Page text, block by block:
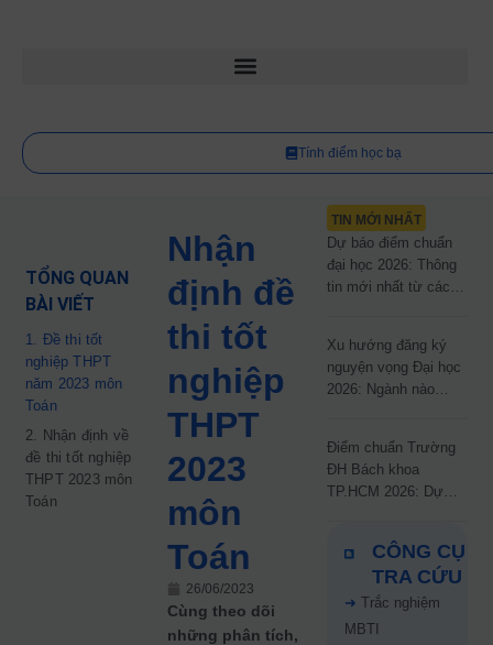
Tính điểm học bạ
TỔNG QUAN
BÀI VIẾT
1. Đề thi tốt
nghiệp THPT
năm 2023 môn
Toán
2. Nhận định về
đề thi tốt nghiệp
THPT 2023 môn
Toán
Nhận
định đề
thi tốt
nghiệp
THPT
2023
môn
Toán
26/06/2023
Cùng theo dõi
những phân tích,
TIN MỚI NHẤT
Dự báo điểm chuẩn
đại học 2026: Thông
tin mới nhất từ các
Xu hướng đăng ký
nguyện vọng Đại học
2026: Ngành nào
Điểm chuẩn Trường
ĐH Bách khoa
TP.HCM 2026: Dự
67%
CÔNG CỤ
TRA CỨU
➜ Trắc nghiệm
MBTI